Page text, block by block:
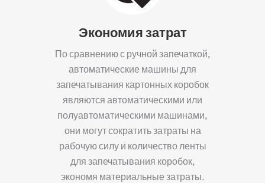
Экономия затрат
По сравнению с ручной запечаткой,
автоматические машины для
запечатывания картонных коробок
являются автоматическими или
полуавтоматическими машинами,
они могут сократить затраты на
рабочую силу и количество ленты
для запечатывания коробок,
экономя материальные затраты.